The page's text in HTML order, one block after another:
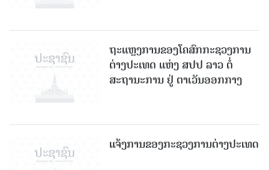
ຖະແຫຼງການຂອງໂຄສົກກະຊວງການ
ຕ່າງປະເທດ ແຫ່ງ ສປປ ລາວ ຕໍ່
ສະຖານະການ ຢູ່ ຕາເວັນອອກກາງ
ແຈ້ງການຂອງກະຊວງການຕ່າງປະເທດ